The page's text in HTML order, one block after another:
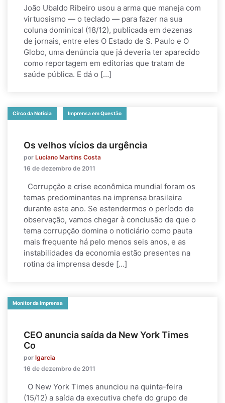
João Ubaldo Ribeiro usou a arma que maneja com
virtuosismo — o teclado — para fazer na sua
coluna dominical (18/12), publicada em dezenas
de jornais, entre eles O Estado de S. Paulo e O
Globo, uma denúncia que já deveria ter aparecido
como reportagem em editorias que tratam de
saúde pública. E dá o […]
Circo da Notícia Imprensa em Questão
Os velhos vícios da urgência
por Luciano Martins Costa
16 de dezembro de 2011
Corrupção e crise econômica mundial foram os
temas predominantes na imprensa brasileira
durante este ano. Se estendermos o período de
observação, vamos chegar à conclusão de que o
tema corrupção domina o noticiário como pauta
mais frequente há pelo menos seis anos, e as
instabilidades da economia estão presentes na
rotina da imprensa desde […]
Monitor da Imprensa
CEO anuncia saída da New York Times
Co
por lgarcia
16 de dezembro de 2011
O New York Times anunciou na quinta-feira
(15/12) a saída da executiva chefe do grupo de